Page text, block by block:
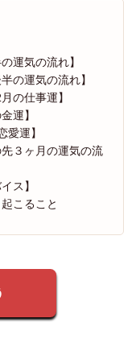
運気の流れ】
の運気の流れ】
の仕事運】
運】
運】
３ヶ月の運気の流
ス】
こること